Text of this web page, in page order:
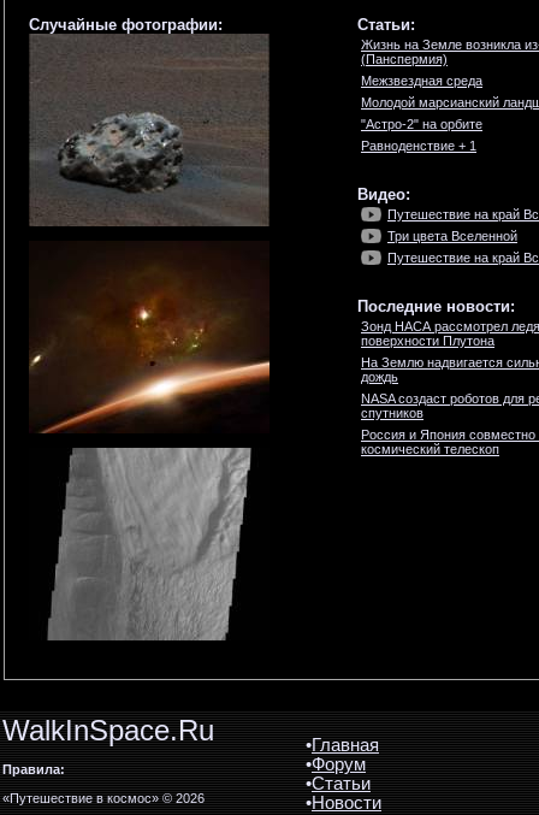
Случайные фотографии: Статьи:
Жизнь на Земле возникла
(Панспермия)
Межзвездная среда
Молодой марсианский
"Астро-2" на орбите
Равноденствие + 1
Видео:
Путешествие на край
Три цвета Вселенной
Путешествие на край
Последние новости:
Зонд НАСА рассмотрел
поверхности Плутона
На Землю надвигается
дождь
NASA создаст роботов для
спутников
Россия и Япония совместно
космический телескоп
WalkInSpace.Ru
Правила:
«Путешествие в космос» © 2026
•Главная
•Форум
•Статьи
•Новости